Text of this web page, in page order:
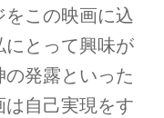
この映画に込
にとって興味が
発露といった
は自己実現をす